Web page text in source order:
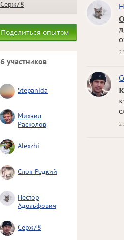
Серж78
Поделиться опытом
6 участников
Stepanida
Михаил
Расколов
Alexzhi
Слон Редкий
Нестор
Адольфович
Серж78